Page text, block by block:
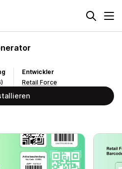
Entwickler
Retail Force